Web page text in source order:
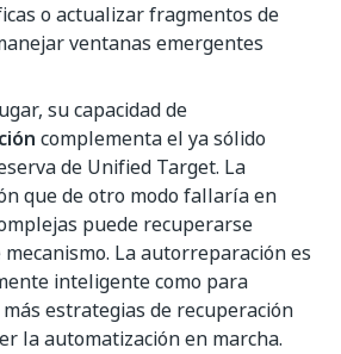
o actualizar fragmentos de
ventanas emergentes
su capacidad de
complementa el ya sólido
de Unified Target. La
que de otro modo fallaría en
puede recuperarse
La autorreparación es
inteligente como para
estrategias de recuperación
la automatización en marcha.